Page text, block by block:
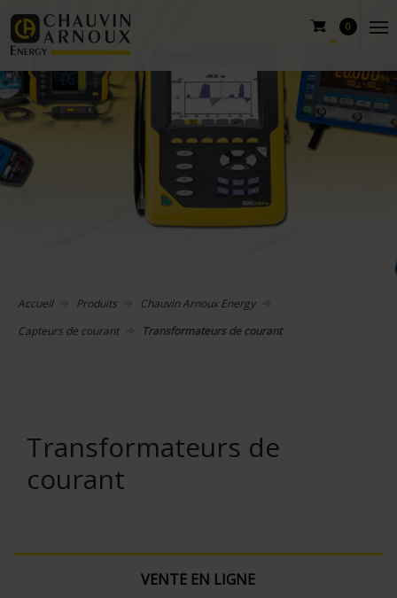
0
Accueil Produits
Chauvin Arnoux Energy
Capteurs de courant
Transformateurs de courant
Transformateurs de
courant
VENTE EN LIGNE